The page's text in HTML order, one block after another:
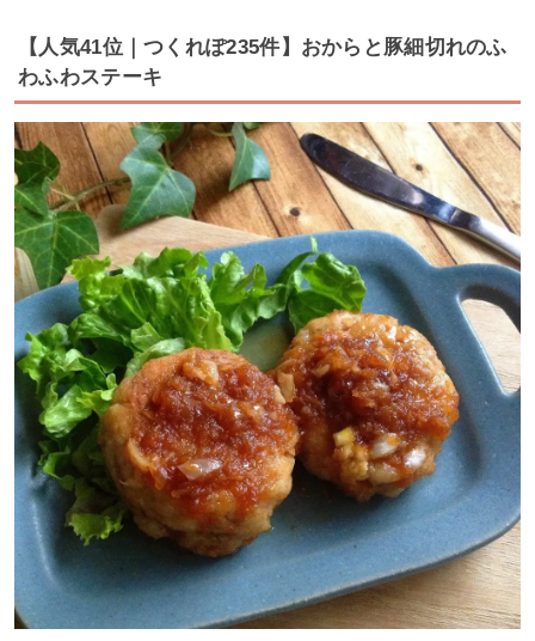
【人気41位｜つくれぽ235件】おからと豚細切れのふ
わふわステーキ